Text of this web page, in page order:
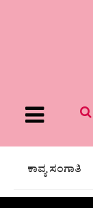
Menu
ಕಾವ್ಯ ಸಂಗಾತಿ